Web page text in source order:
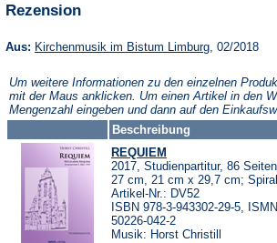
Rezension
Aus: Kirchenmusik im Bistum Limburg(Öffnet
neuen
Tab)
, 02/2018
Um weitere Informationen zu den einzelnen
mit der Maus anklicken. Um einen Artikel in den
Mengenzahl eingeben und dann auf den
Beschreibung
REQUIEM
2017, Studienpartitur, 86
27 cm, 21 cm x 29,7 cm;
Artikel-Nr.: DV52
ISBN 978-3-943302-29-5,
50226-042-2
Musik: Horst Christill